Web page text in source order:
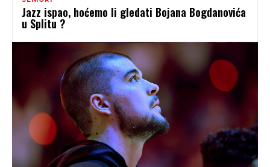
Jazz ispao, hoćemo li gledati Bojana Bogdanovića
u Splitu ?